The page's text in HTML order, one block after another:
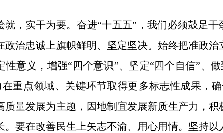
就，实干为要。奋进“十五五”，我们必须鼓足
政治忠诚上旗帜鲜明、坚定坚决。始终把准政
性意义，增强“四个意识”、坚定“四个自信”、
重点领域、关键环节取得更多标志性成果，
质量发展为主题，因地制宜发展新质生产力，
。要在改善民生上矢志不渝、用心用情。坚持